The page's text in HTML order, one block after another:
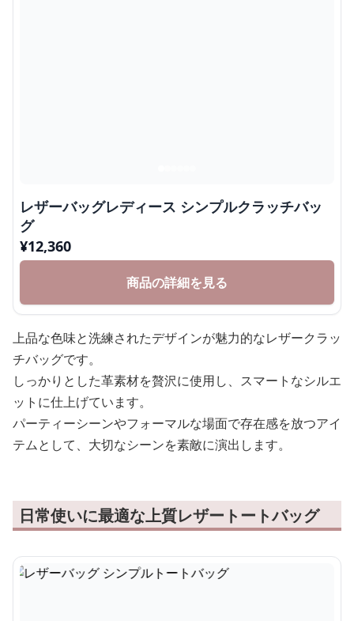
レザーバッグレディース シンプルクラッチバッ
グ
¥12,360
商品の詳細を見る
上品な色味と洗練されたデザインが魅力的なレザークラッ
チバッグです。
しっかりとした革素材を贅沢に使用し、スマートなシルエ
ットに仕上げています。
パーティーシーンやフォーマルな場面で存在感を放つアイ
テムとして、大切なシーンを素敵に演出します。
日常使いに最適な上質レザートートバッグ